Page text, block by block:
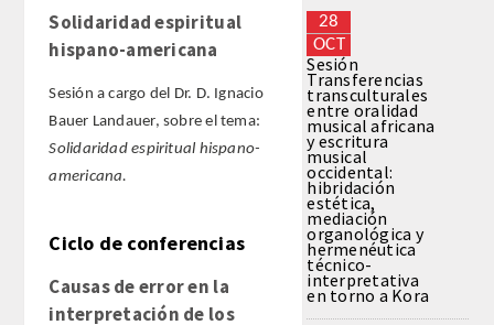
TEOLOGÍA
HUMANIDADES
DERECHO
FARMACIA
Solidaridad espiritual
hispano-americana
Sesión a cargo del Dr. D. Ignacio
Bauer Landauer, sobre el tema:
Solidaridad espiritual hispano-
americana.
Ciclo de conferencias
Causas de error en la
interpretación de los
28
OCT
Sesión
Transferencias
transculturales
entre oralidad
musical africana
y escritura
musical
occidental:
hibridación
estética,
mediación
organológica y
hermenéutica
técnico-
interpretativa
en torno a Kora